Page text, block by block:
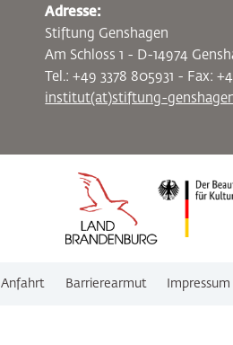
Adresse:
Stiftung Genshagen
Am Schloss 1 - D-14974
Tel.: +49 3378 805931 - Fax:
institut(at)stiftung-
Anfahrt Barrierearmut Impressum